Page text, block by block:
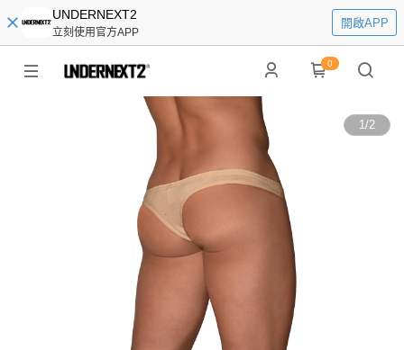
UNDERNEXT2
立刻使用官方APP
開啟APP
0
1/2